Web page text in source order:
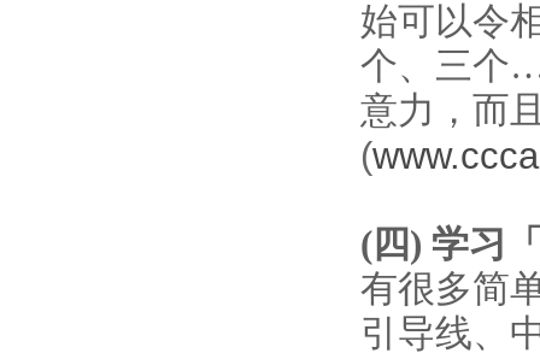
始可以令
个、三个
意力，而
(
( 四) 学习
有很多简
引导线、